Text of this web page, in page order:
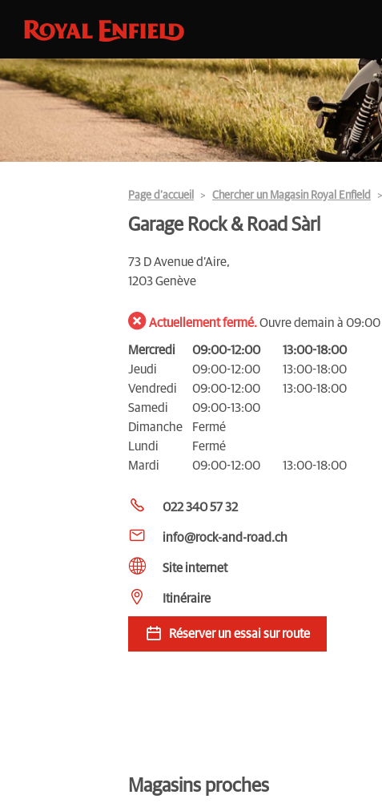
Page d’accueil Chercher un Magasin Royal Enfield
Garage Rock & Road Sàrl
73 D Avenue d’Aire,
1203 Genève
Actuellement fermé.Ouvre demain à 09:00
Mercredi 09:00-12:00
13:00-18:00
Jeudi
09:00-12:00
13:00-18:00
Vendredi
09:00-12:00
13:00-18:00
Samedi
09:00-13:00
Dimanche
Fermé
Lundi
Fermé
Mardi
09:00-12:00 13:00-18:00
022 340 57 32
info@rock-and-road.ch
Site internet
Itinéraire
Réserver un essai sur route
Magasins proches